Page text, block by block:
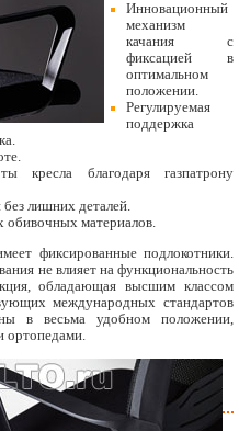
Инновационный
механизм
качания с
фиксацией в
оптимальном
положении.
Регулируемая
поддержка
кресла благодаря газпатрону
лишних деталей.
материалов.
фиксированные подлокотники.
не влияет на функциональность
обладающая высшим классом
международных стандартов
в весьма удобном положении,
ортопедами.